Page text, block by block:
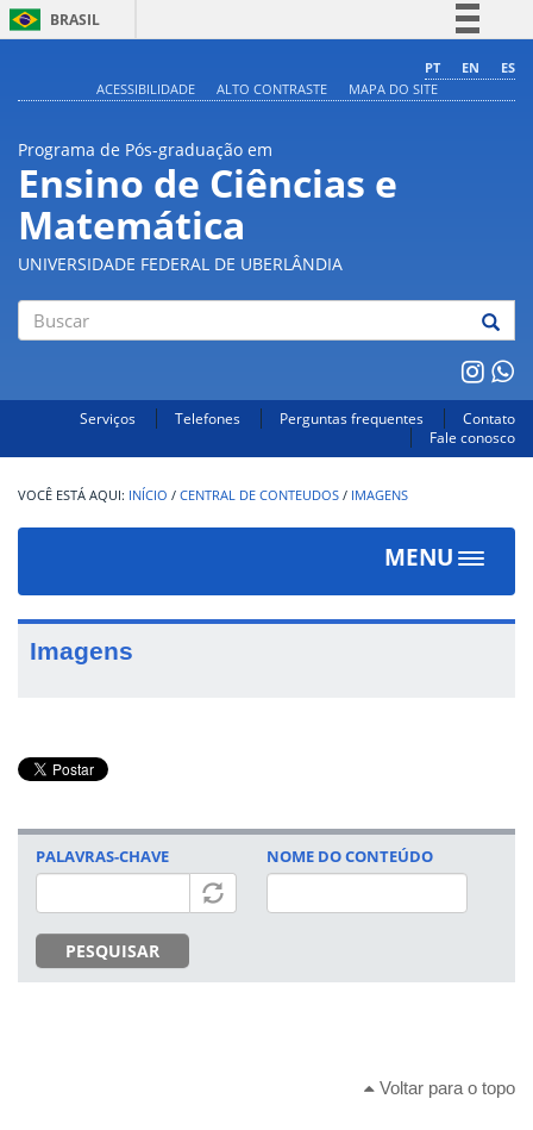
BRASIL
Comunica BR
Acesso à informação
Legislação
PT EN
ES
ACESSIBILIDADE
ALTO CONTRASTE MAPA DO SITE
Programa de Pós-graduação em
Ensino de Ciências e
Matemática
UNIVERSIDADE FEDERAL DE UBERLÂNDIA
Serviços Telefones Perguntas frequentes
Contato
Fale conosco
INÍCIO / CENTRAL DE CONTEUDOS / IMAGENS
MENU
Toggle
Imagens
PALAVRAS-CHAVE
PESQUISAR
NOME DO CONTEÚDO
Voltar para o topo